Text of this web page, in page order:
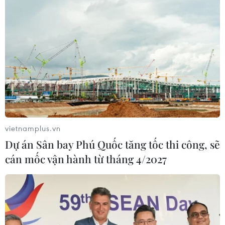
vietnamplus.vn
Dự án Sân bay Phú Quốc tăng tốc thi công, sẽ
cán mốc vận hành từ tháng 4/2027